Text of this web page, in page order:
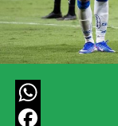
WhatsApp